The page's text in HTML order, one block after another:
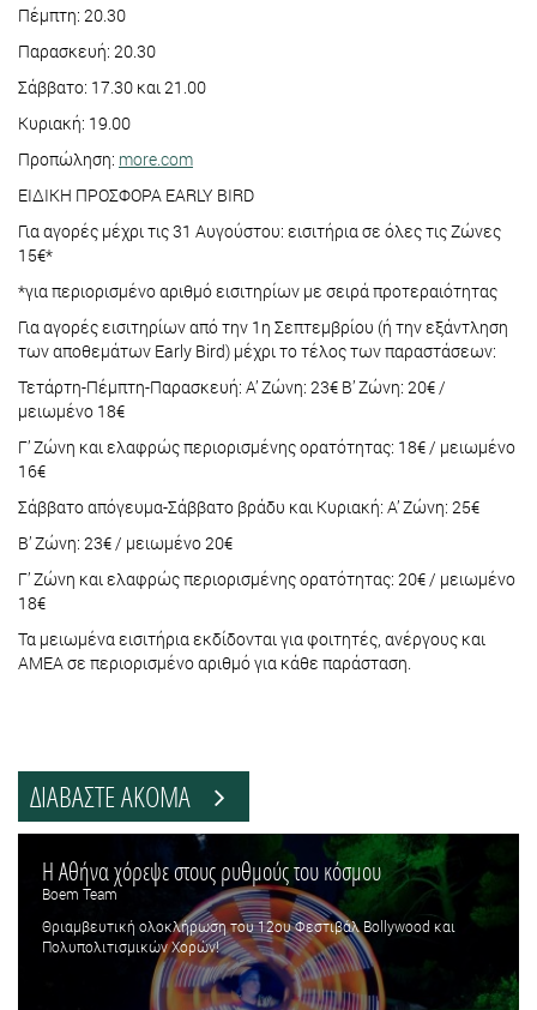
Πέμπτη: 20.30
Παρασκευή: 20.30
Σάββατο: 17.30 και 21.00
Κυριακή: 19.00
Προπώληση: more.com
ΕΙΔΙΚΗ ΠΡΟΣΦΟΡΑ EARLY BIRD
Για αγορές μέχρι τις 31 Αυγούστου: εισιτήρια σε όλες τις Ζώνες
15€*
*για περιορισμένο αριθμό εισιτηρίων με σειρά προτεραιότητας
Για αγορές εισιτηρίων από την 1η Σεπτεμβρίου (ή την εξάντληση
των αποθεμάτων Early Bird) μέχρι το τέλος των παραστάσεων:
Τετάρτη-Πέμπτη-Παρασκευή: Α’ Ζώνη: 23€ Β’ Ζώνη: 20€ /
μειωμένο 18€
Γ’ Ζώνη και ελαφρώς περιορισμένης ορατότητας: 18€ / μειωμένο
16€
Σάββατο απόγευμα-Σάββατο βράδυ και Κυριακή: Α’ Ζώνη: 25€
Β’ Ζώνη: 23€ / μειωμένο 20€
Γ’ Ζώνη και ελαφρώς περιορισμένης ορατότητας: 20€ / μειωμένο
18€
Τα μειωμένα εισιτήρια εκδίδονται για φοιτητές, ανέργους και
ΑΜΕΑ σε περιορισμένο αριθμό για κάθε παράσταση.
ΔΙΑΒΑΣΤΕ ΑΚΟΜΑ
Η Αθήνα χόρεψε στους ρυθμούς του κόσμου
Boem Team
Θριαμβευτική ολοκλήρωση του 12ου Φεστιβάλ Bollywood και
Πολυπολιτισμικών Χορών!